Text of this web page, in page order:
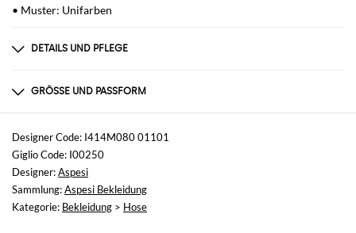
• Muster: Unifarben
DETAILS UND PFLEGE
nicht verfügbar
GRÖSSE UND PASSFORM
Größen
nicht verfügbar
Größe und Passform
Slim-Fit
Designer Code: I414M080 01101
Giglio Code: I00250
Designer:Aspesi
Sammlung:Aspesi Bekleidung
Kategorie: Bekleidung > Hose